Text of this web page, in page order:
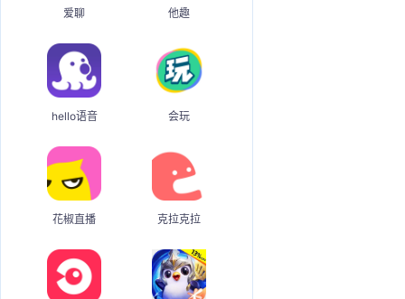
爱聊 他趣
hello语音 会玩
花椒直播 克拉克拉